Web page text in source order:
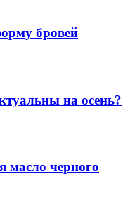
бровей
на осень?
масло черного